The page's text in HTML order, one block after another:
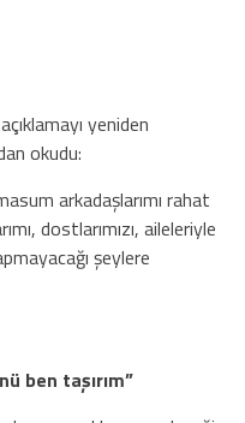
yeniden
okudu:
arkadaşlarımı rahat
dostlarımızı, aileleriyle
şeylere
ben taşırım”